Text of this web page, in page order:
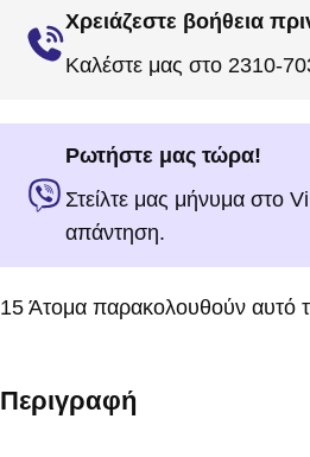
Χρειάζεστε βοήθεια
Καλέστε μας στο 2310-
Ρωτήστε μας τώρα!
Στείλτε μας μήνυμα στο
απάντηση.
15 Άτομα παρακολουθούν αυτό
Περιγραφή